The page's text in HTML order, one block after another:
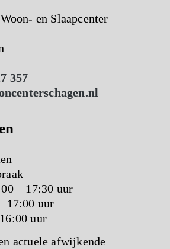
en Slaapcenter
357
– 17:30 uur
17:00 uur
uur
actuele afwijkende